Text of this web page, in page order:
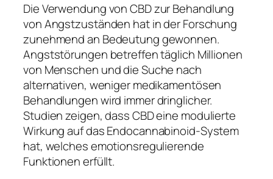
Die Verwendung von CBD zur Behandlung
von Angstzuständen hat in der Forschung
zunehmend an Bedeutung gewonnen.
Angststörungen betreffen täglich Millionen
von Menschen und die Suche nach
alternativen, weniger medikamentösen
Behandlungen wird immer dringlicher.
Studien zeigen, dass CBD eine modulierte
Wirkung auf das Endocannabinoid-System
hat, welches emotionsregulierende
Funktionen erfüllt.